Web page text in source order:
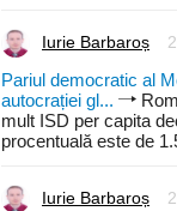
Iurie Barbaroș
Pariul democratic al
autocrației gl...
mult ISD per capita
procentuală este de
Iurie Barbaroș